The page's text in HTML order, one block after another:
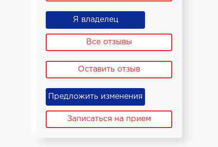
Я владелец
Все отзывы
Оставить отзыв
Предложить изменения
Записаться на прием